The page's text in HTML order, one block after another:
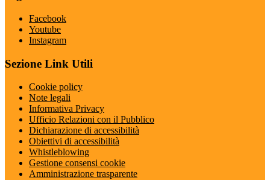
Facebook
Youtube
Instagram
Sezione Link Utili
Cookie policy
Note legali
Informativa Privacy
Ufficio Relazioni con il Pubblico
Dichiarazione di accessibilità
Obiettivi di accessibilità
Whistleblowing
Gestione consensi cookie
Amministrazione trasparente